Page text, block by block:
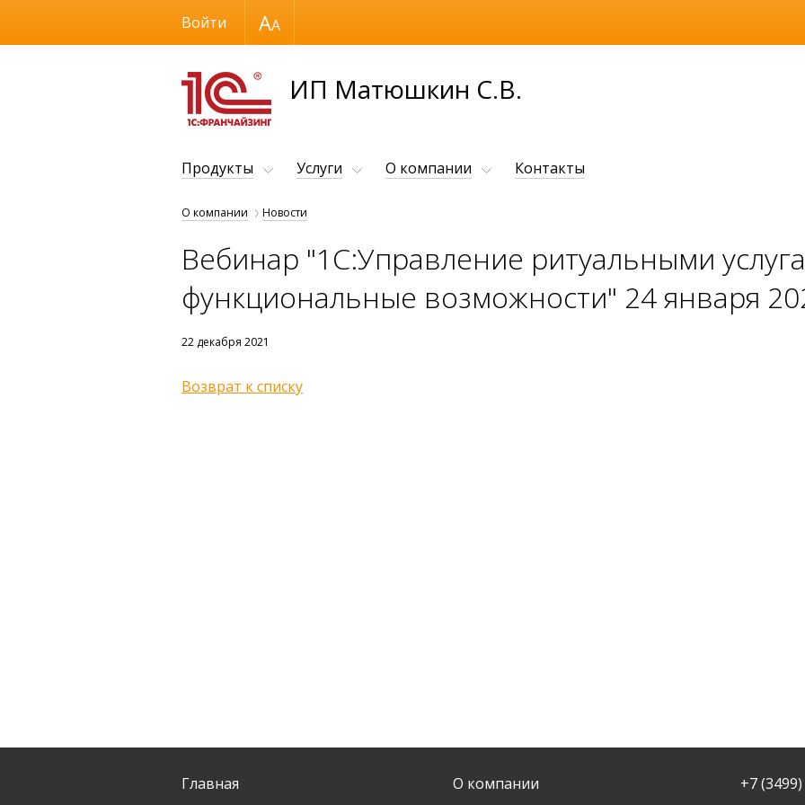
Размер шрифта
ИП Матюшкин С.В.
Войти
Продукты Услуги О компании Контакты
О компании Новости
Вебинар "1С:Управление ритуальными
функциональные возможности" 24 января
22 декабря 2021
Возврат к списку
Главная
О компании
+7